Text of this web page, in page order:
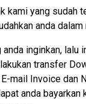
kami yang
anda
inginkan, lalu
transfer
mail Invoice
anda